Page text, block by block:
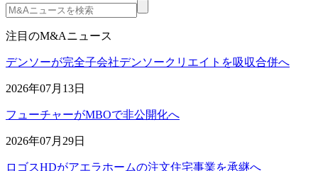
注目のM&Aニュース
デンソーが完全子会社デンソークリエイトを吸収合併へ
2026年07月13日
フューチャーがMBOで非公開化へ
2026年07月29日
ロゴスHDがアエラホームの注文住宅事業を承継へ